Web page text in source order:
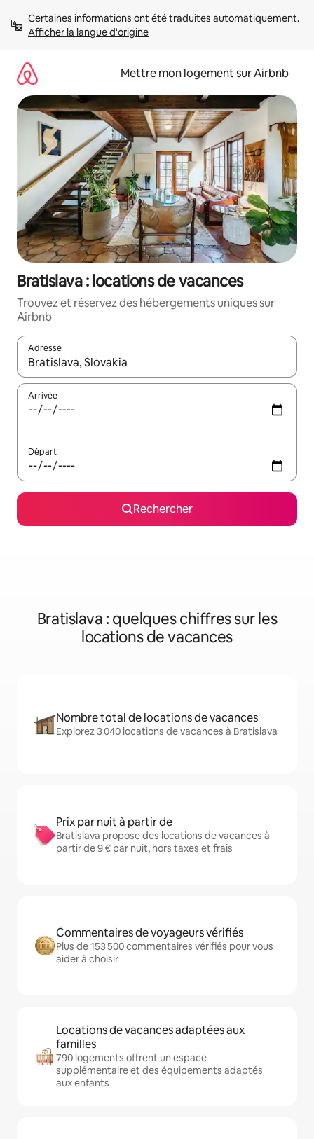
directement
Afficher la langue d'origine
Mettre mon logement sur Airbnb
Bratislava : locations de vacances
Trouvez et réservez des hébergements uniques sur
Airbnb
Adresse
Lorsque les résultats s'affichent, utilisez les flèches vers le
Arrivée
Départ
Rechercher
Bratislava : quelques chiffres sur les
locations de vacances
Nombre total de locations de vacances
Explorez 3 040 locations de vacances à Bratislava
Prix par nuit à partir de
Bratislava propose des locations de vacances à
partir de 9 € par nuit, hors taxes et frais
Commentaires de voyageurs vérifiés
Plus de 153 500 commentaires vérifiés pour vous
aider à choisir
Locations de vacances adaptées aux
familles
790 logements offrent un espace
supplémentaire et des équipements adaptés
aux enfants